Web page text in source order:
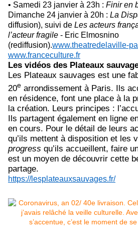
• Samedi 23 janvier à 23h : Finir en
Dimanche 24 janvier à 20h : La
diffusion), suivi de Les acteurs
l’acteur fragile - Eric Elmosnino
(rediffusion).www.theatredelaville-
www.franceculture.fr
Les vidéos des Plateaux
Les Plateaux sauvages est une
20e arrondissement à Paris. Ils
en résidence, font une place à la
la création. Leurs principes :
Ils partagent également en ligne
en cours. Pour le détail de leurs
qu’ils mettent à disposition et les
progress qu’ils accueillent, faire
est un moyen de découvrir cette
partage.
https://lesplateauxsauvages.fr/